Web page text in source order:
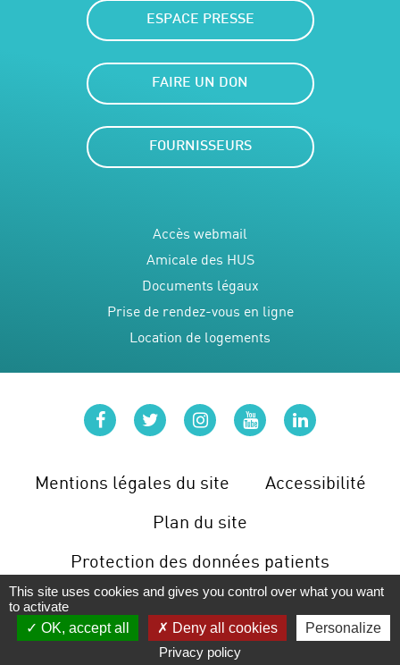
ESPACE PRESSE
FAIRE UN DON
FOURNISSEURS
Accès webmail
Amicale des HUS
Documents légaux
Prise de rendez-vous en ligne
Location de logements
Mentions légales du site
Accessibilité
Plan du site
Protection des données patients
Gérer les cookies
facebooktwitterinstagram
youtubelinkedin
This site uses cookies and gives you control over what you want
to activate
OK, accept all
Deny all cookies
Personalize
Privacy policy